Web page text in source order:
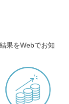
果をWebでお知